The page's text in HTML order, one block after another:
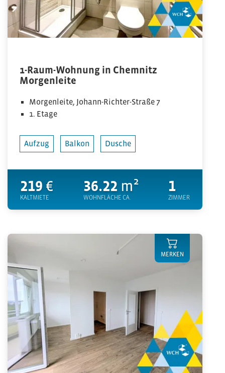
1-Raum-Wohnung in Chemnitz
Morgenleite
Morgenleite, Johann-Richter-Straße 7
1. Etage
Aufzug Balkon Dusche
219 €
KALTMIETE
36.22 m²
WOHNFLÄCHE CA.
1
ZIMMER
MERKEN